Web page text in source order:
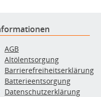
AGB
Altölentsorgung
Barrierefreiheitserklärung
Batterieentsorgung
Datenschutzerklärung